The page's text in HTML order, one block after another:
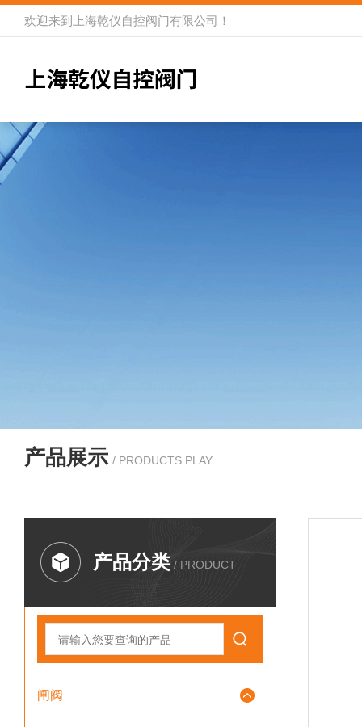
欢迎来到 上海乾仪自控阀门有限公司 ！
产品展示 / PRODUCTS PLAY
产品分类 / PRODUCT
闸阀